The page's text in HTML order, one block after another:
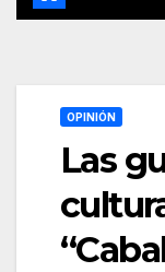
OPINIÓN
Las